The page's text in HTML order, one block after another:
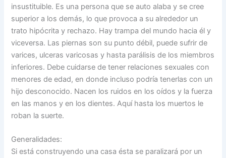
insustituible. Es una persona que se auto alaba y se cree
superior a los demás, lo que provoca a su alrededor un
trato hipócrita y rechazo. Hay trampa del mundo hacia él y
viceversa. Las piernas son su punto débil, puede sufrir de
varices, ulceras varicosas y hasta parálisis de los miembros
inferiores. Debe cuidarse de tener relaciones sexuales con
menores de edad, en donde incluso podría tenerlas con un
hijo desconocido. Nacen los ruidos en los oídos y la fuerza
en las manos y en los dientes. Aquí hasta los muertos le
roban la suerte.
Generalidades:
Si está construyendo una casa ésta se paralizará por un